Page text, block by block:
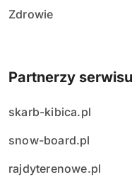
Zdrowie
Partnerzy serwisu
skarb-kibica.pl
snow-board.pl
rajdyterenowe.pl